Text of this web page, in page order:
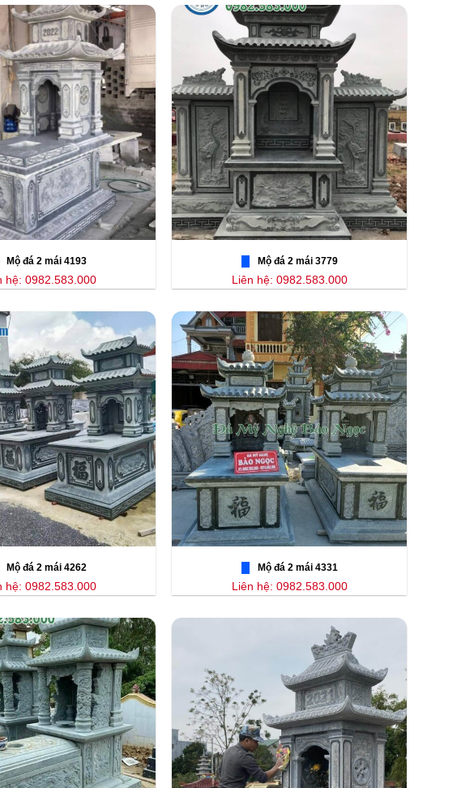
Mộ đá 2 mái 4193
hệ: 0982.583.000
Mộ đá 2 mái 3779
Liên hệ: 0982.583.000
Mộ đá 2 mái 4262
hệ: 0982.583.000
Mộ đá 2 mái 4331
Liên hệ: 0982.583.000